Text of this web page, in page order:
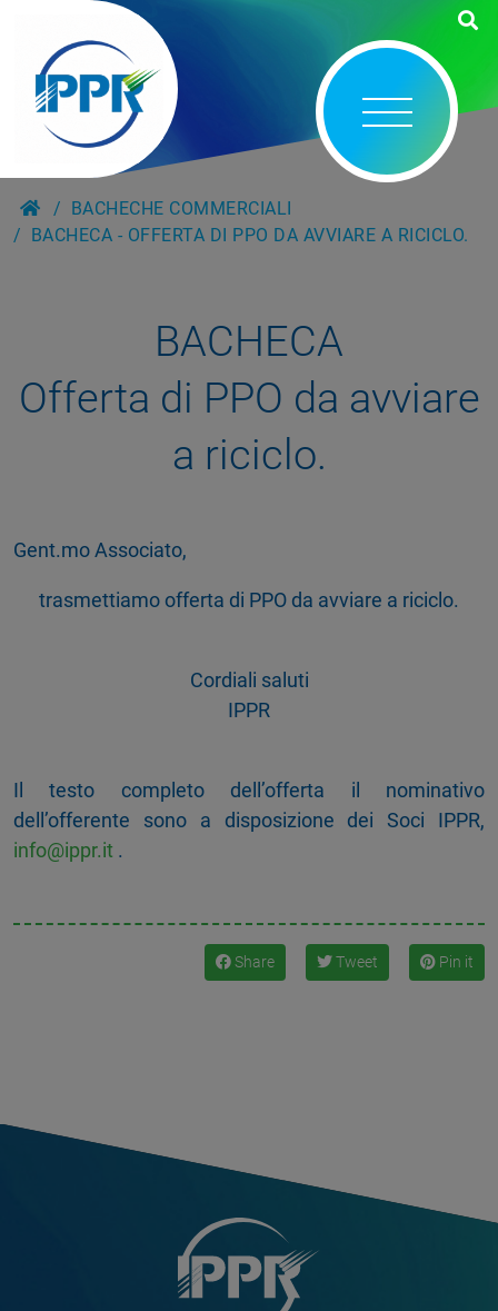
BACHECHE COMMERCIALI
BACHECA - OFFERTA DI PPO DA AVVIARE A RICICLO.
BACHECA
Offerta di PPO da avviare
a riciclo.
Gent.mo Associato,
trasmettiamo offerta di PPO da avviare a riciclo.
Cordiali saluti
IPPR
Il testo completo dell’offerta il nominativo
dell’offerente sono a disposizione dei Soci IPPR,
info@ippr.it .
Share Tweet Pin it